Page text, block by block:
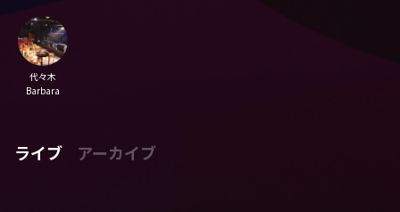
代々木
Barbara
ライブ アーカイブ